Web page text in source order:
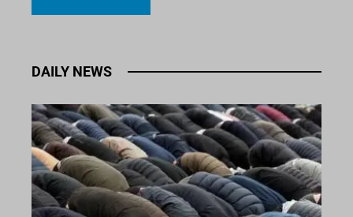
DAILY NEWS